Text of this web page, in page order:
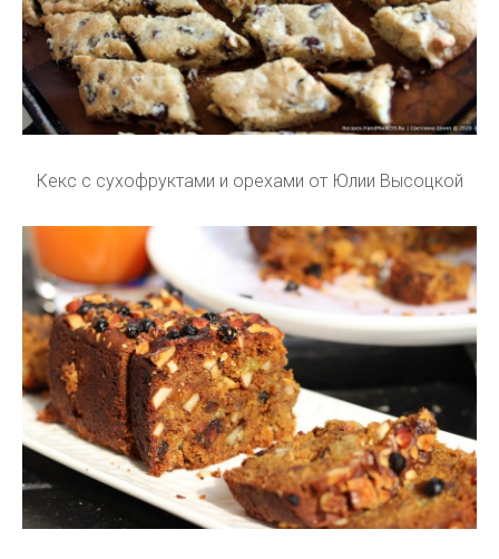
Кекс с сухофруктами и орехами от Юлии Высоцкой